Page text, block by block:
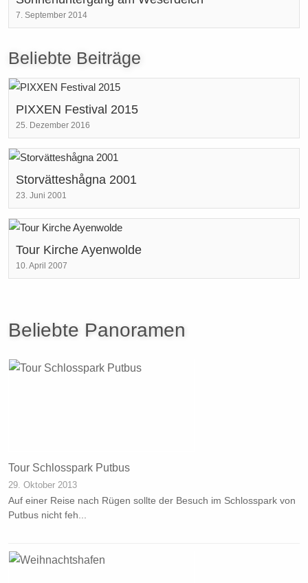
7. September 2014
Beliebte Beiträge
PIXXEN Festival 2015
25. Dezember 2016
Storvätteshågna 2001
23. Juni 2001
Tour Kirche Ayenwolde
10. April 2007
Beliebte Panoramen
Tour Schlosspark Putbus
29. Oktober 2013
Auf einer Reise nach Rügen sollte der Besuch im Schlosspark von
Putbus nicht feh...